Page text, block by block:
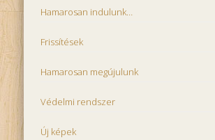
Hamarosan indulunk…
Frissítések
Hamarosan megújulunk
Védelmi rendszer
Új képek